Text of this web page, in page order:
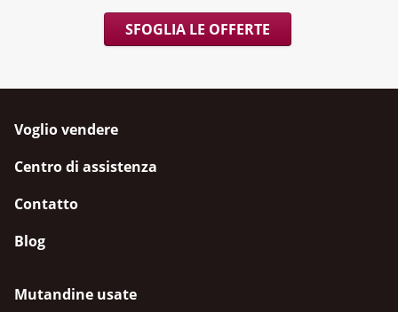
SFOGLIA LE OFFERTE
Voglio vendere
Centro di assistenza
Contatto
Blog
Mutandine usate